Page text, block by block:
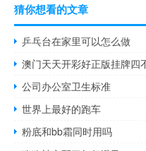
猜你想看的文章
乒乓台在家里可以怎么做
公司办公室卫生标准
世界上最好的跑车
粉底和bb霜同时用吗